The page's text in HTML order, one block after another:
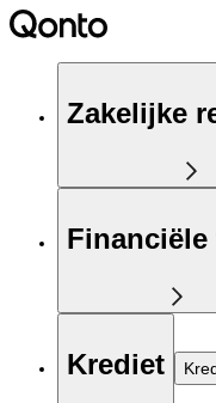
Zakelijke
Krediet